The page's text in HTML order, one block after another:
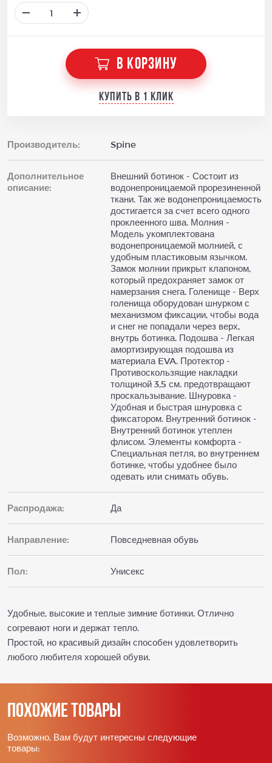
В КОРЗИНУ
Купить в 1 клик
Производитель: Spine
Дополнительное
описание:
Внешний ботинок - Состоит из
водонепроницаемой прорезиненной
ткани. Так же водонепроницаемость
достигается за счет всего одного
проклеенного шва. Молния -
Модель укомплектована
водонепроницаемой молнией, с
удобным пластиковым язычком.
Замок молнии прикрыт клапоном,
который предохраняет замок от
намерзания снега. Голенище - Верх
голенища оборудован шнурком с
механизмом фиксации, чтобы вода
и снег не попадали через верх,
внутрь ботинка. Подошва - Легкая
амортизирующая подошва из
материала EVA. Протектор -
Противоскользящие накладки
толщиной 3,5 см. предотвращают
проскальзывание. Шнуровка -
Удобная и быстрая шнуровка с
фиксатором. Внутренний ботинок -
Внутренний ботинок утеплен
флисом. Элементы комфорта -
Специальная петля, во внутреннем
ботинке, чтобы удобнее было
одевать или снимать обувь.
Распродажа: Да
Направление: Повседневная обувь
Пол: Унисекс
Удобные, высокие и теплые зимние ботинки. Отлично
согревают ноги и держат тепло.
Простой, но красивый дизайн способен удовлетворить
любого любителя хорошей обуви.
Похожие товары
Возможно, Вам будут интересны следующие
товары: